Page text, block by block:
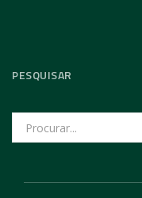
PESQUISAR